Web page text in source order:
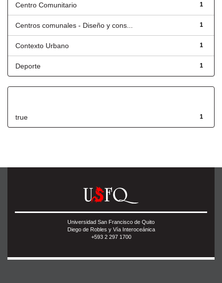
1
Centro Comunitario
1
Centros comunales - Diseño y cons...
1
Contexto Urbano
1
Deporte
1
true
Universidad San Francisco de Quito
Diego de Robles y Vía Interoceánica
+593 2 297 1700